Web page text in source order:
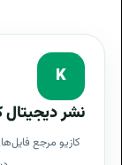
K
نشر دیجیتال
کازیو مرجع